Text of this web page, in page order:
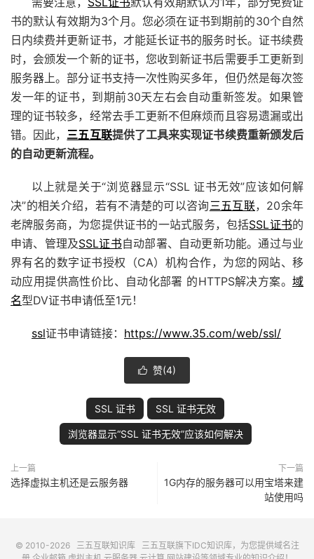
书的默认有效期为3个月。您必须在证书到期前的30个自然
日内续费并更新证书，才能延长证书的服务时长。证书续费
时，会颁发一个新的证书，您收到新证书后需要手工更新到
服务器上。部分证书支持一次性购买多年，但仍然是每次签
发一年的证书，到期前30天左右会自动重新签发。如果管
理的证书较多，经常去手工更新不但麻烦而且容易遗漏或出
错。因此， 三五互联提供了工具来实现证书续费重新颁发后
的自动更新流程。
以上就是关于“浏览器显示“SSL 证书无效”应该如何解
决”的相关介绍，若有不清楚的可以咨询 三五互联，20余年
老牌服务商，为您提供证书的一站式服务，包括SSL证书的
申请、管理及SSL证书自动部署、自动更新功能。通过与业
界有名的数字证书授权（CA）机构合作，为您的网站、移
动应用提供高性价比、自动化部署 的HTTPS解决方案。 域
名型DV证书申请低至1元！
ssl证书申请链接： https://www.35.com/web/ssl/
 赞(4)
SSL 证书 SSL 证书无效
浏览器显示“SSL 证书无效”应该如何解决
上一篇
选择虚拟主机还是云服务器
下一篇
1G内存的服务器可以用宝塔来建
站使用吗
© 2010-2026 三五互联知识库 三五互联旗下IDC知识库，为您提供域名注